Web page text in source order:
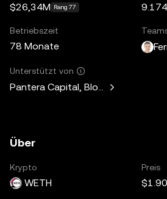
$26,34M Rang 77 9.174
Betriebszeit
78 Monate
Unterstützt von
Pantera Capital, Blockchain
Über
Krypto
WETH
Preis